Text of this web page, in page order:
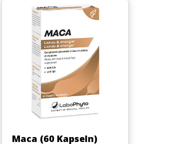
Vorschau
Maca (60 Kapseln)